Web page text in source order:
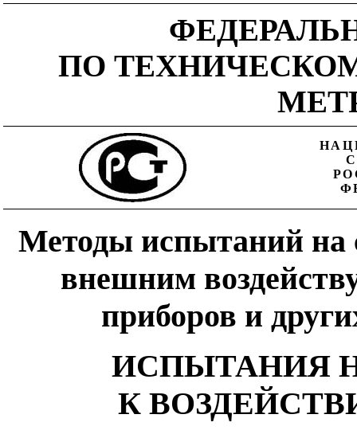
ПО
Методы испытаний на
внешним
приборов и
ИСПЫТАНИЯ
К